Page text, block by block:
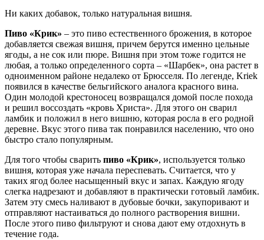
Ни каких добавок, только натуральная вишня.
Пиво «Крик» – это пиво естественного брожения, в которое
добавляется свежая вишня, причем берутся именно цельные
ягоды, а не сок или пюре. Вишня при этом тоже годится не
любая, а только определенного сорта – «Шарбек», она растет в
одноименном районе недалеко от Брюсселя. По легенде, Kriek
появился в качестве бельгийского аналога красного вина.
Один молодой крестоносец возвращался домой после похода
и решил воссоздать «кровь Христа». Для этого он сварил
ламбик и положил в него вишню, которая росла в его родной
деревне. Вкус этого пива так понравился населению, что оно
быстро стало популярным.
Для того чтобы сварить пиво «Крик», используется только
вишня, которая уже начала переспевать. Считается, что у
таких ягод более насыщенный вкус и запах. Каждую ягоду
слегка надрезают и добавляют в практически готовый ламбик.
Затем эту смесь наливают в дубовые бочки, закупоривают и
отправляют настаиваться до полного растворения вишни.
После этого пиво фильтруют и снова дают ему отдохнуть в
течение года.